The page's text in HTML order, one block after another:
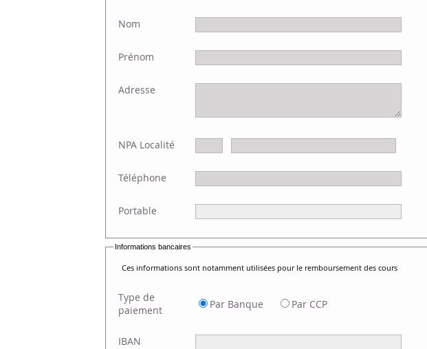
Nom
Prénom
Adresse
NPA Localité
Téléphone
Portable
Informations bancaires
Ces informations sont notamment utilisées pour le remboursement des cours
Type de
paiement
Par Banque Par CCP
IBAN